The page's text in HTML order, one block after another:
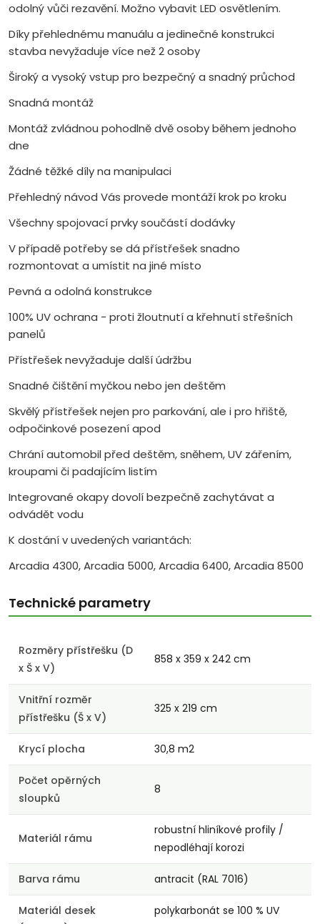
odolný vůči rezavění. Možno vybavit LED osvětlením.
Díky přehlednému manuálu a jedinečné konstrukci
stavba nevyžaduje více než 2 osoby
Široký a vysoký vstup pro bezpečný a snadný průchod
Snadná montáž
Montáž zvládnou pohodlně dvě osoby během jednoho
dne
Žádné těžké díly na manipulaci
Přehledný návod Vás provede montáží krok po kroku
Všechny spojovací prvky součástí dodávky
V případě potřeby se dá přístřešek snadno
rozmontovat a umístit na jiné místo
Pevná a odolná konstrukce
100% UV ochrana - proti žloutnutí a křehnutí střešních
panelů
Přístřešek nevyžaduje další údržbu
Snadné čištění myčkou nebo jen deštěm
Skvělý přístřešek nejen pro parkování, ale i pro hřiště,
odpočinkové posezení apod
Chrání automobil před deštěm, sněhem, UV zářením,
kroupami či padajícím listím
Integrované okapy dovolí bezpečně zachytávat a
odvádět vodu
K dostání v uvedených variantách:
Arcadia 4300, Arcadia 5000, Arcadia 6400, Arcadia 8500
Technické parametry
Rozměry přístřešku (D
x Š x V)
858 x 359 x 242 cm
Vnitřní rozměr
přístřešku (Š x V)
325 x 219 cm
Krycí plocha 30,8 m2
Počet opěrných
sloupků
8
Materiál rámu
robustní hliníkové profily /
nepodléhají korozi
Barva rámu antracit (RAL 7016)
Materiál desek
polykarbonát se 100 % UV